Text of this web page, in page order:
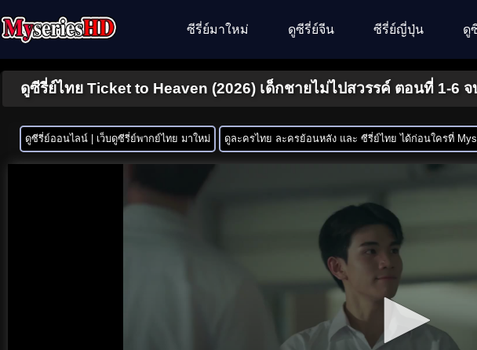
ซีรี่ย์มาใหม่ ดูซีรี่ย์จีน ซีรี่ย์ญี่ปุ่น ดู
ดูซีรี่ย์ไทย Ticket to Heaven (2026) เด็กชายไม่ไปสวรรค์ ตอนที่ 1-6 จ
ดูซีรี่ย์ออนไลน์ | เว็บดูซีรี่ย์พากย์ไทย มาใหม่ ดูละครไทย ละครย้อนหลัง และ ซีรี่ย์ไทย ได้ก่อนใครที่